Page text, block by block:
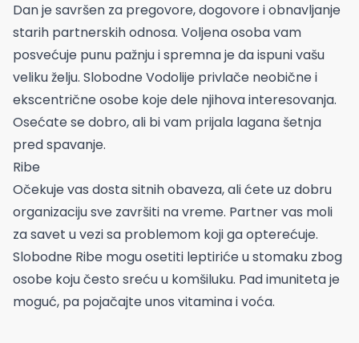
Dan je savršen za pregovore, dogovore i obnavljanje
starih partnerskih odnosa. Voljena osoba vam
posvećuje punu pažnju i spremna je da ispuni vašu
veliku želju. Slobodne Vodolije privlače neobične i
ekscentrične osobe koje dele njihova interesovanja.
Osećate se dobro, ali bi vam prijala lagana šetnja
pred spavanje.
Ribe
Očekuje vas dosta sitnih obaveza, ali ćete uz dobru
organizaciju sve završiti na vreme. Partner vas moli
za savet u vezi sa problemom koji ga opterećuje.
Slobodne Ribe mogu osetiti leptiriće u stomaku zbog
osobe koju često sreću u komšiluku. Pad imuniteta je
moguć, pa pojačajte unos vitamina i voća.